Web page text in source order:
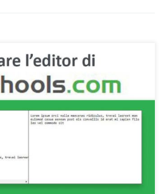
HTML identico al Tryit di
realizzare un editor HTML con